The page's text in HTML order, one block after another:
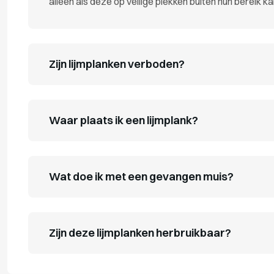
Zijn lijmplanken verboden?
Waar plaats ik een lijmplank?
Wat doe ik met een gevangen muis?
Zijn deze lijmplanken herbruikbaar?